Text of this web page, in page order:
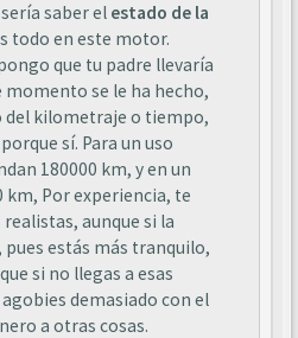
saber el estado de la
todo en este motor.
que tu padre llevaría
momento se le ha hecho,
del kilometraje o tiempo,
sí. Para un uso
180000 km, y en un
km, Por experiencia, te
aunque si la
estás más tranquilo,
si no llegas a esas
demasiado con el
a otras cosas.